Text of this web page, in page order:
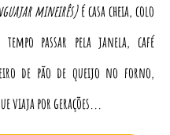
mineirês)é casa cheia, colo
passar pela janela, café
de pão de queijo no forno,
viaja por gerações...